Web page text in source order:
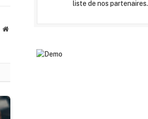
Website
liste de nos partenaires.